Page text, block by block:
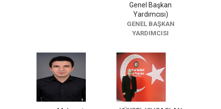
Genel Başkan
Yardımcısı)
GENEL BAŞKAN
YARDIMCISI